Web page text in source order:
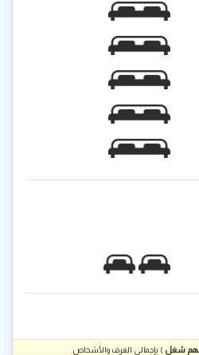
شغل ) بإجمالي الغرف والأشخاص